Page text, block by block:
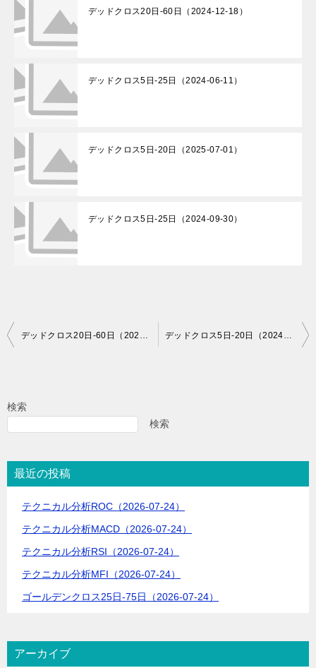
デッドクロス20日-60日（2024-12-18）
デッドクロス5日-25日（2024-06-11）
デッドクロス5日-20日（2025-07-01）
デッドクロス5日-25日（2024-09-30）
投
ビ
シ
ョ
デッドクロス20日-60日（2024-11-29） デッドクロス5日-20日（2024-12-02）
検索
検索
最近の投稿
テクニカル分析ROC（2026-07-24）
テクニカル分析MACD（2026-07-24）
テクニカル分析RSI（2026-07-24）
テクニカル分析MFI（2026-07-24）
ゴールデンクロス25日-75日（2026-07-24）
アーカイブ